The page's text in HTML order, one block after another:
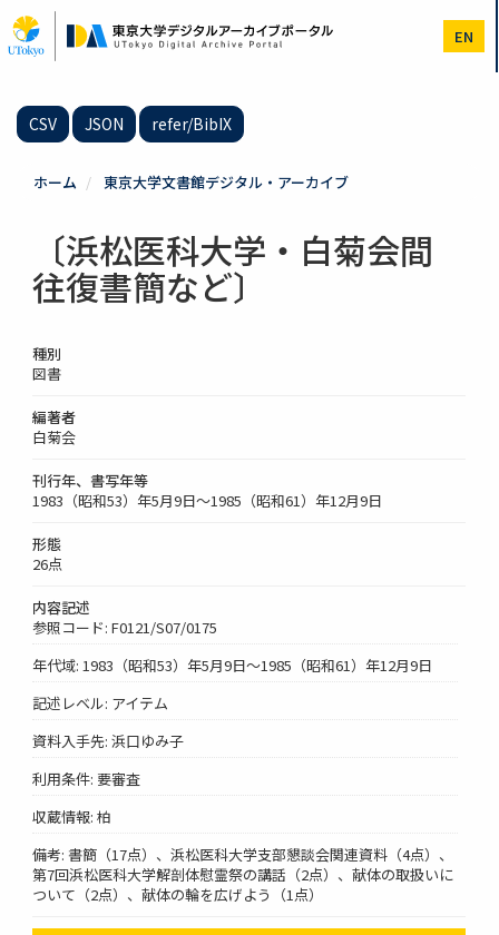
イ
ン
EN
CSV JSON refer/BibIX
ホーム 東京大学文書館デジタル・アーカイブ
〔浜松医科大学・白菊会間
往復書簡など〕
種別
図書
編著者
白菊会
刊行年、書写年等
1983（昭和53）年5月9日～1985（昭和61）年12月9日
形態
26点
内容記述
参照コード: F0121/S07/0175
年代域: 1983（昭和53）年5月9日～1985（昭和61）年12月9日
記述レベル: アイテム
資料入手先: 浜口ゆみ子
利用条件: 要審査
収蔵情報: 柏
備考: 書簡（17点）、浜松医科大学支部懇談会関連資料（4点）、
第7回浜松医科大学解剖体慰霊祭の講話（2点）、献体の取扱いに
ついて（2点）、献体の輪を広げよう（1点）